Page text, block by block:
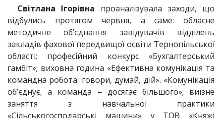
Світлана Ігорівна проаналізувала заходи, що
відбулись протягом червня, а саме: обласне
методичне об’єднання завідувачів відділень
закладів фахової передвищої освіти Тернопільської
області; професійний конкурс «Бухгалтерський
гамбіт»; виховна година «Ефективна комунікація та
командна робота: говори, думай, дій». «Комунікація
об’єднує, а команда – досягає більшого»; виїзне
заняття з навчальної практики
«Сільськогосподарські машини» у ТОВ «Княжі